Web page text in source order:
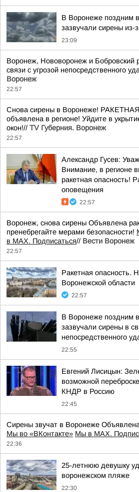
В Воронеже поздним
зазвучали сирены из-
23:09
Воронеж, Нововоронеж и Бобровский
связи с угрозой непосредственного
Воронеж
22:57
Снова сирены в Воронеже!
объявлена в регионе! Уйдите в
окон!// TV Губерния. Воронеж
22:57
Александр Гусев:
Внимание, в регионе
ракетная опасность!
оповещения
22:57
Воронеж, снова сирены Объявлена
пренебрегайте мерами безопасности!
в MAX. Подписаться// Вести Воронеж
22:57
Ракетная опасность.
Воронежской области
22:57
В Воронеже поздним
зазвучали сирены в
непосредственного
22:55
Евгений Лисицын:
возможной
КНДР в Россию
22:45
Сирены звучат в Воронеже
Мы во «ВКонтакте» Мы в MAX.
22:36
25-летнюю девушку
воронежском пляже
22:30